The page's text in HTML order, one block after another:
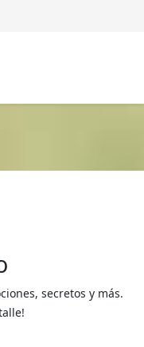
secretos y más.